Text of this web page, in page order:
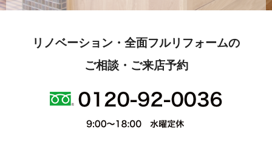
リノベーション・全面フルリフォームの
ご相談・ご来店予約